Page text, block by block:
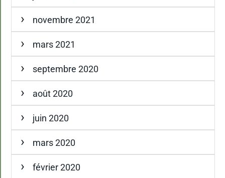
novembre 2021
mars 2021
septembre 2020
août 2020
juin 2020
mars 2020
février 2020